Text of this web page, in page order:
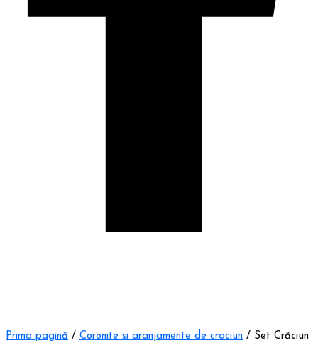
Prima pagină / Coronite si aranjamente de craciun / Set Crăciun